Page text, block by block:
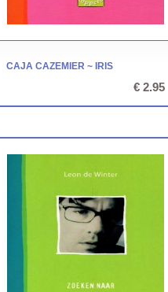
CAJA CAZEMIER ~ IRIS
€ 2.95